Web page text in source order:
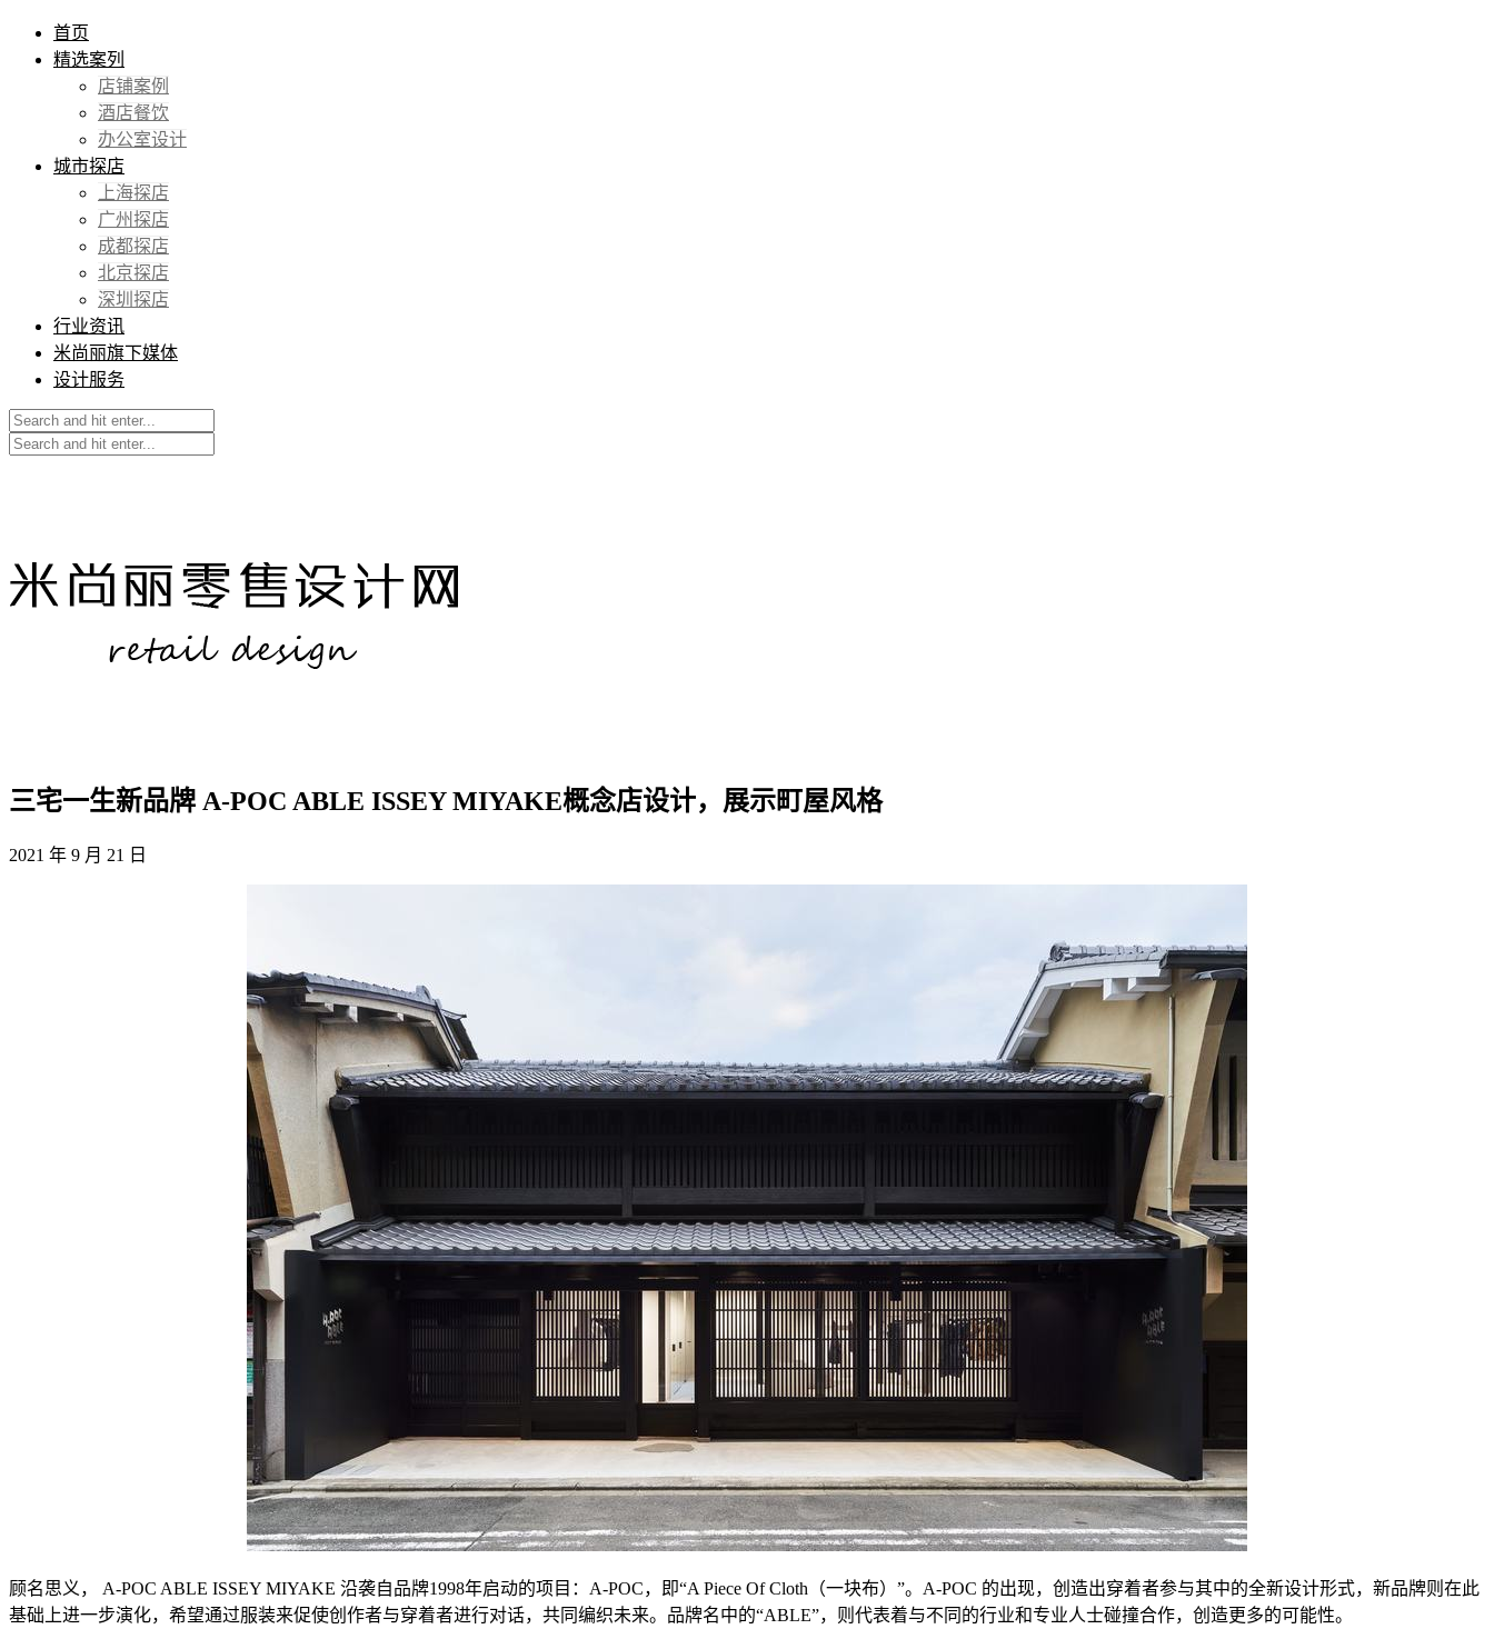
首页
精选案列
店铺案例
酒店餐饮
办公室设计
城市探店
上海探店
广州探店
成都探店
北京探店
深圳探店
行业资讯
米尚丽旗下媒体
设计服务
三宅一生新品牌 A-POC ABLE ISSEY MIYAKE概念店设计，展示町屋风格
2021 年 9 月 21 日
顾名思义， A-POC ABLE ISSEY MIYAKE 沿袭自品牌1998年启动的项目：A-POC，即“A Piece Of Cloth（一块布）”。A-POC 的出现，创造出穿着者参与其中的全新设计形式，新品牌则在此
基础上进一步演化，希望通过服装来促使创作者与穿着者进行对话，共同编织未来。品牌名中的“ABLE”，则代表着与不同的行业和专业人士碰撞合作，创造更多的可能性。